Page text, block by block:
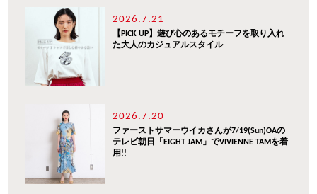
2026.7.21
【PICK UP】遊び心のあるモチーフを取り入れ
た大人のカジュアルスタイル
2026.7.20
ファーストサマーウイカさんが7/19(Sun)OAの
テレビ朝日「EIGHT JAM」でVIVIENNE TAMを着
用!!